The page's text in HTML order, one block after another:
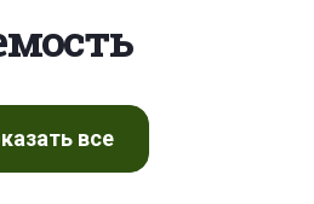
все